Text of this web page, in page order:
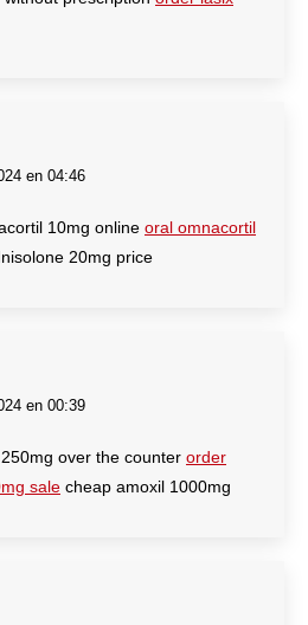
en 04:46
10mg online oral omnacortil
20mg price
en 00:39
over the counter order
sale cheap amoxil 1000mg